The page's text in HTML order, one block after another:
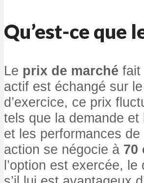
Qu’est-ce que
Le prix de marché fait
actif est échangé sur
d’exercice, ce prix
tels que la demande et
et les performances
action se négocie à 70
l’option est exercée,